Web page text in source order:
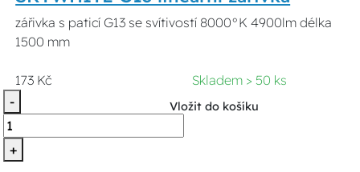
zářivka s paticí G13 se svítivostí 8000°K 4900lm délka
1500 mm
173 Kč
Skladem > 50 ks
-
+
Vložit do košíku